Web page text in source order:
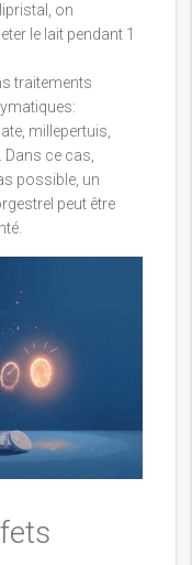
on
le lait pendant 1
traitements
millepertuis,
ce cas,
possible, un
peut être